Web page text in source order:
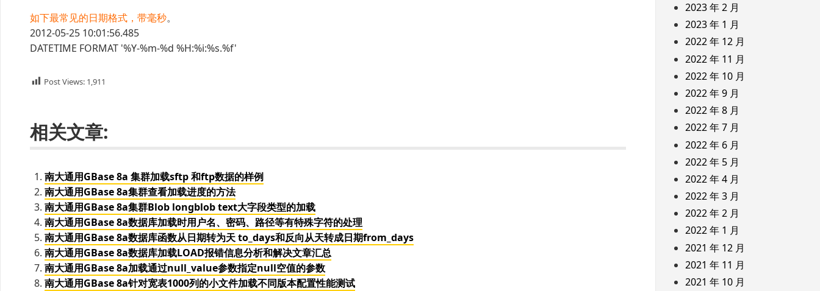
如下最常见的日期格式，带毫秒。
2012-05-25 10:01:56.485
DATETIME FORMAT '%Y-%m-%d %H:%i:%s.%f'
Post Views: 1,911
相关文章:
南大通用GBase 8a 集群加载sftp 和ftp数据的样例
南大通用GBase 8a集群查看加载进度的方法
南大通用GBase 8a集群Blob longblob text大字段类型的加载
南大通用GBase 8a数据库加载时用户名、密码、路径等有特殊字符的处理
南大通用GBase 8a数据库函数从日期转为天 to_days和反向从天转成日期from_days
南大通用GBase 8a数据库加载LOAD报错信息分析和解决文章汇总
南大通用GBase 8a加载通过null_value参数指定null空值的参数
南大通用GBase 8a针对宽表1000列的小文件加载不同版本配置性能测试
2023 年 2 月
2023 年 1 月
2022 年 12 月
2022 年 11 月
2022 年 10 月
2022 年 9 月
2022 年 8 月
2022 年 7 月
2022 年 6 月
2022 年 5 月
2022 年 4 月
2022 年 3 月
2022 年 2 月
2022 年 1 月
2021 年 12 月
2021 年 11 月
2021 年 10 月